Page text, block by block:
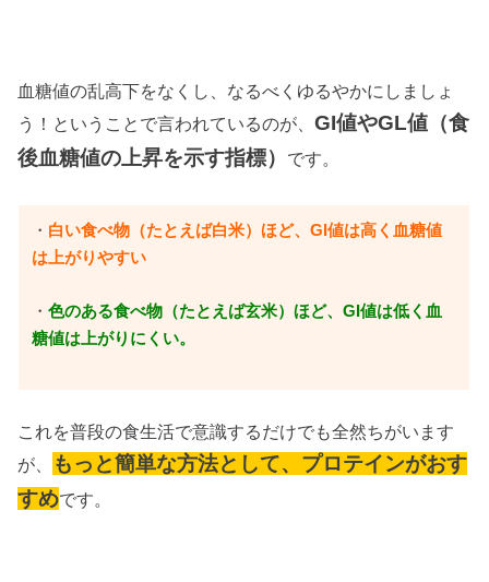
血糖値の乱高下をなくし、なるべくゆるやかにしましょ
う！ということで言われているのが、GI値やGL値（食
後血糖値の上昇を示す指標）
です。
・ 白い食べ物（たとえば白米）ほど、GI値は高く血糖値
は上がりやすい
・色のある食べ物（たとえば玄米）ほど、GI値は低く血
糖値は上がりにくい。
これを普段の食生活で意識するだけでも全然ちがいます
が、
もっと簡単な方法として、プロテインがおす
すめです。